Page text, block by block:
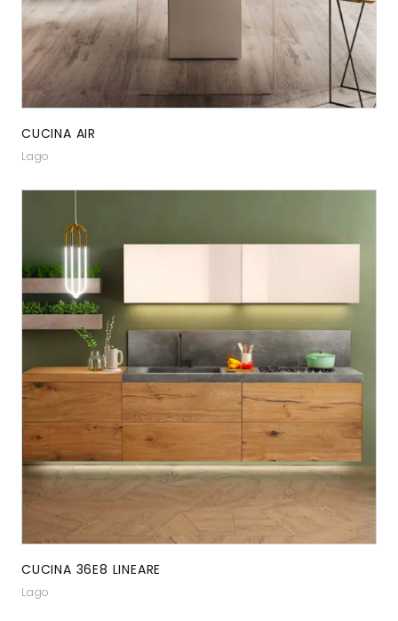
CUCINA AIR
Lago
CUCINA 36E8 LINEARE
Lago